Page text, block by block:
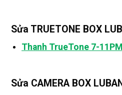
Sửa TRUETONE BOX
Thanh TrueTone 7-11PM
Sửa CAMERA BOX